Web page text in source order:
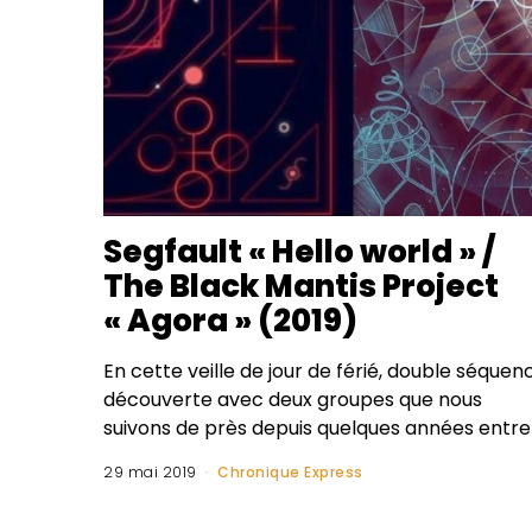
Segfault « Hello world » /
The Black Mantis Project
« Agora » (2019)
En cette veille de jour de férié, double
découverte avec deux groupes que nous
suivons de près depuis quelques années entre
29 mai 2019 Chronique Express